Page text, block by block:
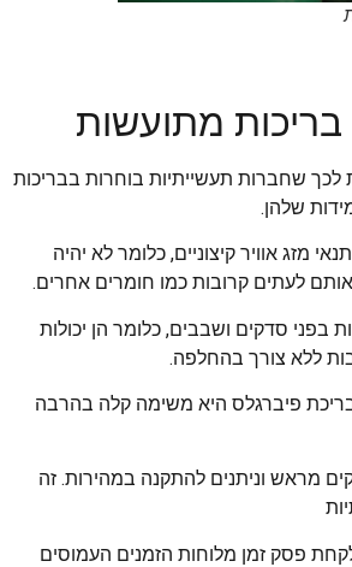
מתועשות
לכך שחברות תעשייתיות בוחרות בבריכות
שלהן.
מזג אוויר קיצוניים, כלומר לא יהיה
לעתים קרובות כמו חומרים אחרים.
בפני סדקים ושבבים, כלומר הן יכולות
ללא צורך בהחלפה.
פיברגלס היא משימה קלה בהרבה
מראש וניתנים להתקנה במהירות. זה
לקחת פסק זמן מלוחות הזמנים העמוסים